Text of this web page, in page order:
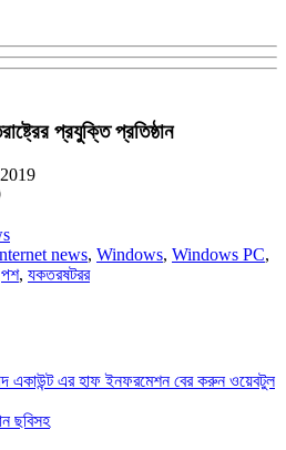
প্রযুক্তি প্রতিষ্ঠান
news, Windows, Windows PC,
পশ, যকতরষটরর
একাউন্ট এর হাফ ইনফরমেশন বের করুন ওয়েবটুল
ছবিসহ